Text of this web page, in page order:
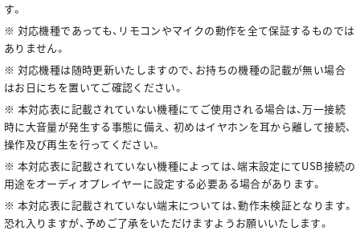
す。
※ 対応機種であっても、リモコンやマイクの動作を全て保証するものでは
ありません。
※ 対応機種は随時更新いたしますので、お持ちの機種の記載が無い場合
はお日にちを置いてご確認ください。
※ 本対応表に記載されていない機種にてご使用される場合は、万一接続
時に大音量が発生する事態に備え、 初めはイヤホンを耳から離して接続、
操作及び再生を行ってください。
※ 本対応表に記載されていない機種によっては、端末設定にてUSB接続の
用途をオーディオプレイヤーに設定する必要ある場合があります。
※ 本対応表に記載されていない端末については、動作未検証となります。
恐れ入りますが、予めご了承をいただけますようお願いいたします。